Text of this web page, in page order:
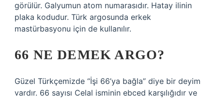
görülür. Galyumun atom numarasıdır. Hatay ilinin
plaka kodudur. Türk argosunda erkek
mastürbasyonu için de kullanılır.
66 NE DEMEK ARGO?
Güzel Türkçemizde “İşi 66’ya bağla” diye bir deyim
vardır. 66 sayısı Celal isminin ebced karşılığıdır ve